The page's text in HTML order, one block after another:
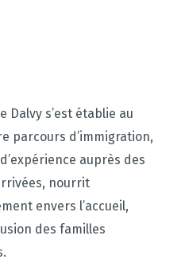
Dalvy s’est établie au
parcours d’immigration,
auprès des
nourrit
envers l’accueil,
des familles